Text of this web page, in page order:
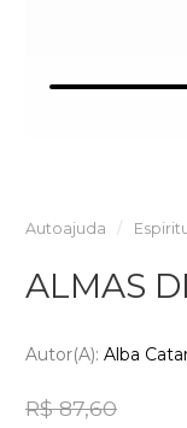
Autoajuda
ALMAS
Autor(a): Alba
R$ 87,60